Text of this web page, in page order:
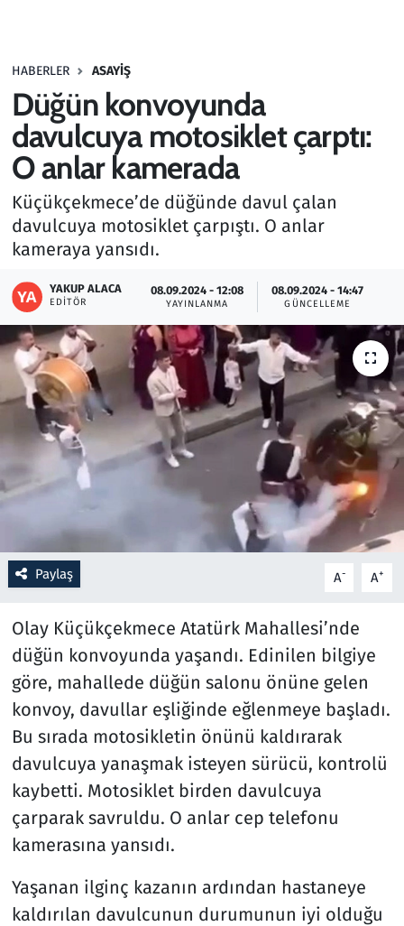
HABERLER ASAYIŞ
Düğün konvoyunda
davulcuya motosiklet çarptı:
O anlar kamerada
Küçükçekmece’de düğünde davul çalan
davulcuya motosiklet çarpıştı. O anlar
kameraya yansıdı.
YAKUP ALACA
EDITÖR
08.09.2024 - 12:08
YAYINLANMA
08.09.2024 - 14:47
GÜNCELLEME
Paylaş A- A+
Olay Küçükçekmece Atatürk Mahallesi’nde
düğün konvoyunda yaşandı. Edinilen bilgiye
göre, mahallede düğün salonu önüne gelen
konvoy, davullar eşliğinde eğlenmeye başladı.
Bu sırada motosikletin önünü kaldırarak
davulcuya yanaşmak isteyen sürücü, kontrolü
kaybetti. Motosiklet birden davulcuya
çarparak savruldu. O anlar cep telefonu
kamerasına yansıdı.
Yaşanan ilginç kazanın ardından hastaneye
kaldırılan davulcunun durumunun iyi olduğu
Haber
Kültür Sanat
Kurumsal Haberler
Lezzet Durağı
Memur ve Kamu
Otomobil
Oyun
Ramazan
Resmi İlanlar
Rüya Tabirleri
Sağlık
Savunma Sanayi
Seçim 2023
Spor
Teknoloji ve Bilim
Televizyon